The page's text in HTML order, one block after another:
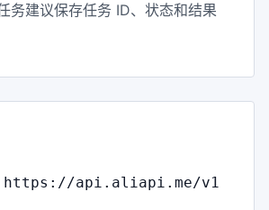
务建议保存任务 ID、状态和结果
https://api.aliapi.me/v1